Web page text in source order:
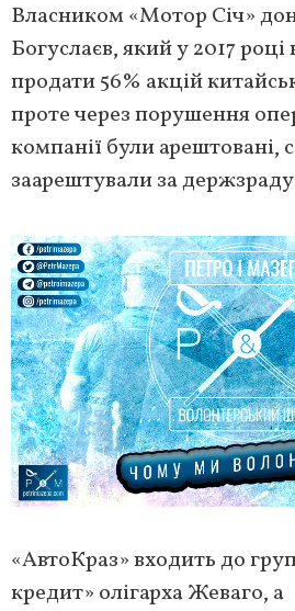
Власником «Мотор Січ»
Богуслаєв, який у 2017 році
продати 56% акцій
проте через порушення
компанії були арештовані,
заарештували за
«АвтоКраз» входить до
кредит» олігарха Жеваго, а